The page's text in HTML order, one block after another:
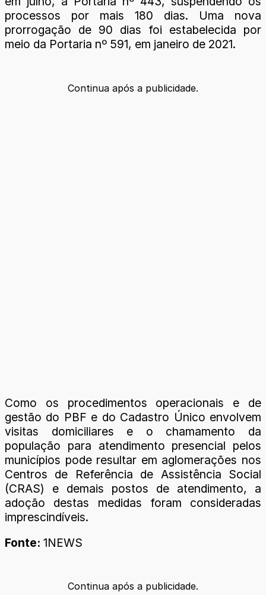
processos por mais 180 dias. Uma nova
prorrogação de 90 dias foi estabelecida por
meio da Portaria nº 591, em janeiro de 2021.
Continua após a publicidade.
Como os procedimentos operacionais e de
gestão do PBF e do Cadastro Único envolvem
visitas domiciliares e o chamamento da
população para atendimento presencial pelos
municípios pode resultar em aglomerações nos
Centros de Referência de Assistência Social
(CRAS) e demais postos de atendimento, a
adoção destas medidas foram consideradas
imprescindíveis.
Fonte: 1NEWS
Continua após a publicidade.